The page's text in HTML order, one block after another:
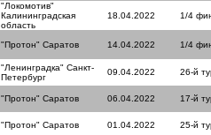
"Локомотив"
Калининградская
область
18.04.2022 1/4
"Протон" Саратов 14.04.2022 1/4
"Ленинградка" Санкт-
Петербург
09.04.2022 26-й
"Протон" Саратов 06.04.2022 17-й
"Протон" Саратов 01.04.2022 25-й